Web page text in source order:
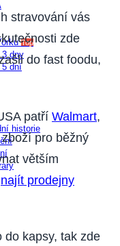
Top
3 dny
5 dní
historie
stravování vás
zde
do fast foodu,
patří Walmart,
pro běžný
větším
najít prodejny
do kapsy, tak zde